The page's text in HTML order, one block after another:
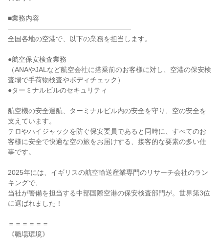
■業務内容
――――――――――――――――――
全国各地の空港で、以下の業務を担当します。
●航空保安検査業務
（ANAやJALなど航空会社に搭乗前のお客様に対し、空港の保安検
査場で手荷物検査やボディチェック）
●ターミナルビルのセキュリティ
航空機の安全運航、ターミナルビル内の安全を守り、空の安全を
支えています。
テロやハイジャックを防ぐ保安要員であると同時に、すべてのお
客様に安全で快適な空の旅をお届けする、接客的な要素の多い仕
事です。
2025年には、イギリスの航空輸送産業専門のリサーチ会社のラン
キングで、
当社が警備を担当する中部国際空港の保安検査部門が。世界第3位
に選ばれました！
＝＝＝＝＝＝
《職場環境》